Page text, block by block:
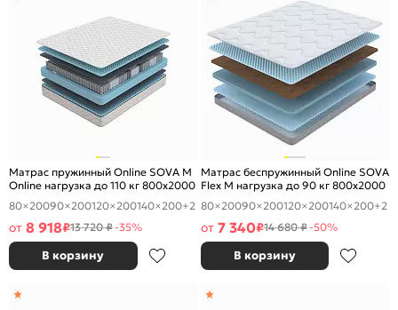
Матрас пружинный Online SOVA M
Online нагрузка до 110 кг 800x2000
80×20090×200120×200140×200+2
от 8 918₽13 720 ₽-35%
В корзину
Матрас беспружинный Online SOVA
Flex M нагрузка до 90 кг 800x2000
80×20090×200120×200140×200+2
от 7 340₽14 680 ₽-50%
В корзину